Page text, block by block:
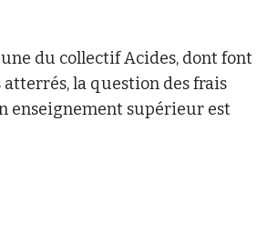
du collectif Acides, dont font
la question des frais
enseignement supérieur est